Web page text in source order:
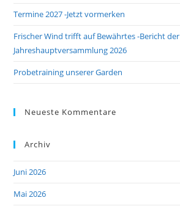
Termine 2027 -Jetzt vormerken
Frischer Wind trifft auf Bewährtes -Bericht der
Jahreshauptversammlung 2026
Probetraining unserer Garden
Neueste Kommentare
Archiv
Juni 2026
Mai 2026